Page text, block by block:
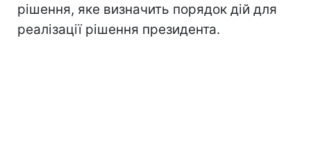
рішення, яке визначить порядок дій для
реалізації рішення президента.